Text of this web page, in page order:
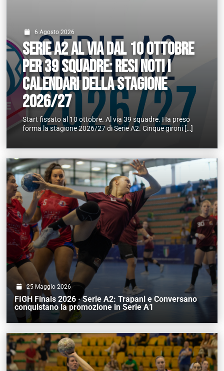
6 Agosto 2026
Serie A2 al via dal 10 ottobre
per 39 squadre: resi noti i
calendari della stagione
2026/27
Start fissato al 10 ottobre. Al via 39 squadre. Ha preso
forma la stagione 2026/27 di Serie A2. Cinque gironi […]
25 Maggio 2026
FIGH Finals 2026 · Serie A2: Trapani e Conversano
conquistano la promozione in Serie A1